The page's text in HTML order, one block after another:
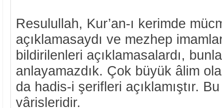
Resulullah, Kur’an-ı kerimde
açıklamasaydı ve mezhep
bildirilenleri açıklamasalardı,
anlayamazdık. Çok büyük âlim
da hadis-i şerifleri açıklamıştır.
vârisleridir.